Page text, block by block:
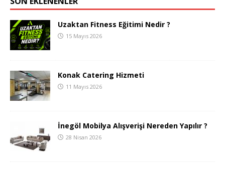
Uzaktan Fitness Eğitimi Nedir ?
15 Mayıs 2026
Konak Catering Hizmeti
11 Mayıs 2026
İnegöl Mobilya Alışverişi Nereden Yapılır ?
28 Nisan 2026